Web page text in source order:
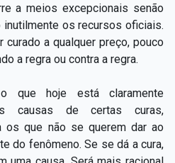
a meios excepcionais senão
os recursos oficiais.
curado a qualquer preço, pouco
a regra ou contra a regra.
que hoje está claramente
causas de certas curas,
os que não se querem dar ao
do fenômeno. Se se dá a cura,